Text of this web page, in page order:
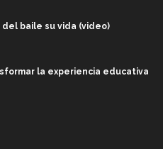
del baile su vida (video)
la experiencia educativa